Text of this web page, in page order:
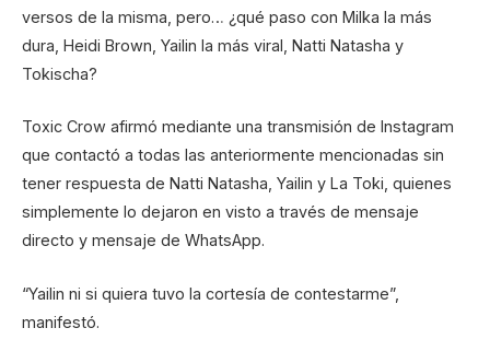
versos de la misma, pero… ¿qué paso con Milka la más
dura, Heidi Brown, Yailin la más viral, Natti Natasha y
Tokischa?
Toxic Crow afirmó mediante una transmisión de Instagram
que contactó a todas las anteriormente mencionadas sin
tener respuesta de Natti Natasha, Yailin y La Toki, quienes
simplemente lo dejaron en visto a través de mensaje
directo y mensaje de WhatsApp.
“Yailin ni si quiera tuvo la cortesía de contestarme”,
manifestó.